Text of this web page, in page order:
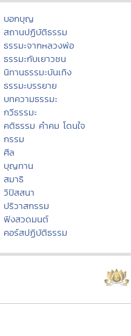
บอกบุญ
สถานปฏิบัติธรรม
ธรรมะจากหลวงพ่อ
ธรรมะกับเยาวชน
นิทานธรรมะบันเทิง
ธรรมะบรรยาย
บทความธรรมะ
กวีธรรมะ
คติธรรม คำคม โดนใจ
กรรม
ศีล
บุญทาน
สมาธิ
วิปัสสนา
ปริวาสกรรม
ฟังสวดมนต์
คอร์สปฏิบัติธรรม